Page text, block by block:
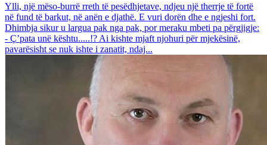
Ylli, një mëso-burrë rreth të pesëdhjetave, ndjeu një therrje të fortë
në fund të barkut, në anën e djathë. E vuri dorën dhe e ngjeshi fort.
Dhimbja sikur u largua pak nga pak, por meraku mbeti pa përgjigje:
- Ç’pata unë kështu.....!? Ai kishte mjaft njohuri për mjekësinë,
pavarësisht se nuk ishte i zanatit, ndaj...